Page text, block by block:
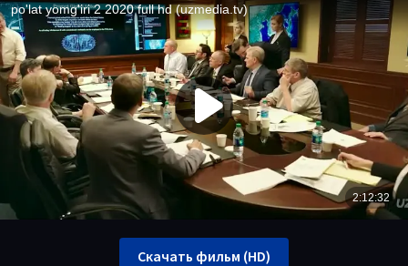
Скачать фильм (HD)